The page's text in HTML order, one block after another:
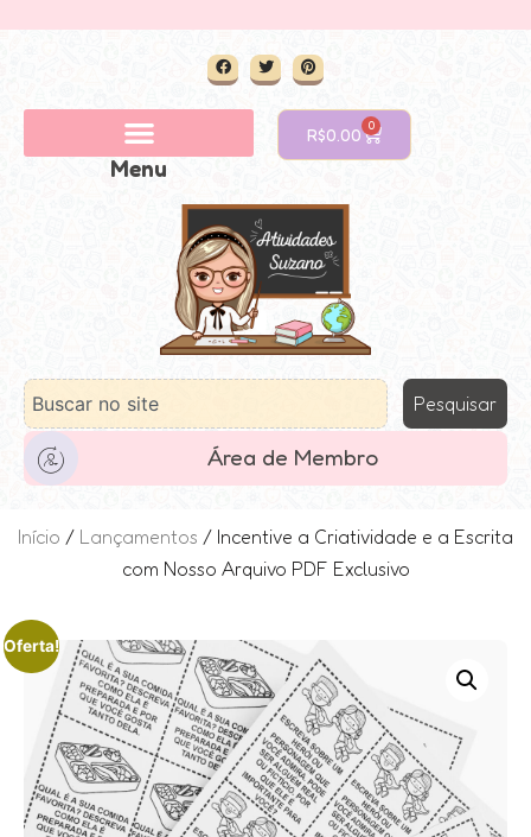
Menu
R$0.00 0
Pesquisar
Área de Membro
Início / Lançamentos / Incentive a Criatividade e a Escrita
com Nosso Arquivo PDF Exclusivo
Oferta!